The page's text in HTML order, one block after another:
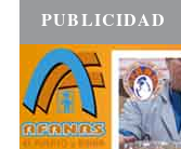
PUBLICIDAD